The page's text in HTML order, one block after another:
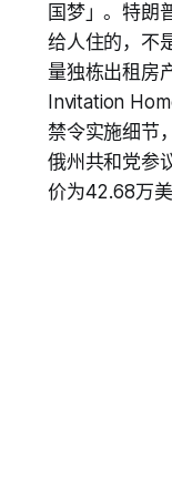
国梦」。特朗
给人住的，不
量独栋出租房
Invitation
禁令实施细节
俄州共和党参
价为42.68万